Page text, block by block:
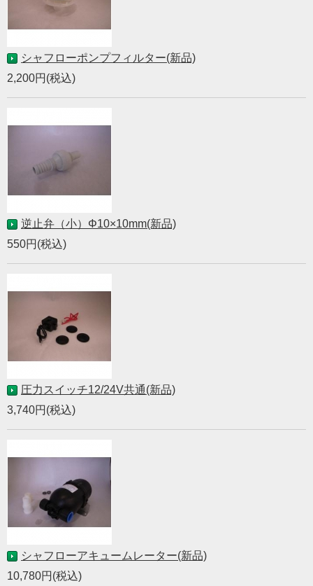
シャフローポンプフィルター(新品)
2,200円(税込)
逆止弁（小）Φ10×10mm(新品)
550円(税込)
圧力スイッチ12/24V共通(新品)
3,740円(税込)
シャフローアキュームレーター(新品)
10,780円(税込)